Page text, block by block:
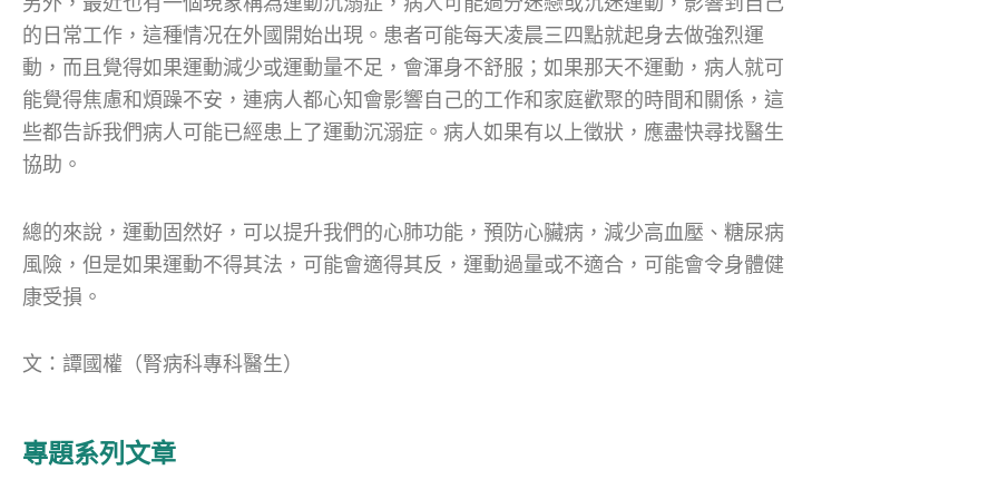
的日常工作，這種情况在外國開始出現。患者可能每天凌晨三四點就起身去做強烈運
動，而且覺得如果運動減少或運動量不足，會渾身不舒服；如果那天不運動，病人就可
能覺得焦慮和煩躁不安，連病人都心知會影響自己的工作和家庭歡聚的時間和關係，這
些都告訴我們病人可能已經患上了運動沉溺症。病人如果有以上徵狀，應盡快尋找醫生
協助。
總的來說，運動固然好，可以提升我們的心肺功能，預防心臟病，減少高血壓、糖尿病
風險，但是如果運動不得其法，可能會適得其反，運動過量或不適合，可能會令身體健
康受損。
文：譚國權（腎病科專科醫生）
專題系列文章